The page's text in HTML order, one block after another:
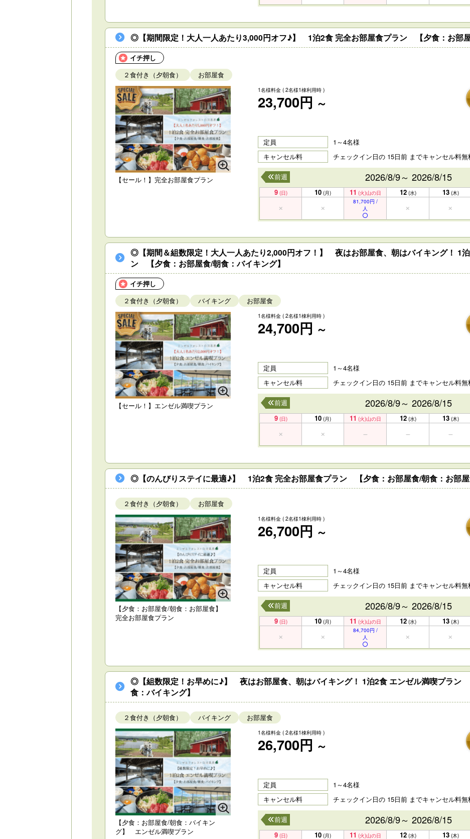
◎【期間限定！大人一人あたり3,000円オフ♪】 1泊2食 完全お部屋食プラン 【夕食：お部屋
イチ押し
２食付き（夕朝食）
お部屋食
【セール！】完全お部屋食プラン
1名様料金 ( 2名様1棟利用時 )
23,700円 ～
定員
1～4名様
キャンセル料
チェックイン日の 15日前 までキャンセル料無
2026/8/9～ 2026/8/15
前週
9 (日) 10 (月) 11 (火)山の日 12 (水) 13 (木)
81,700円 /
人
◎【期間＆組数限定！大人一人あたり2,000円オフ！】 夜はお部屋食、朝はバイキング！ 1
ン 【夕食：お部屋食/朝食：バイキング】
イチ押し
２食付き（夕朝食）
バイキング お部屋食
【セール！】エンゼル満喫プラン
1名様料金 ( 2名様1棟利用時 )
24,700円 ～
定員
1～4名様
キャンセル料
チェックイン日の 15日前 までキャンセル料無
2026/8/9～ 2026/8/15
前週
9 (日) 10 (月) 11 (火)山の日 12 (水) 13 (木)
◎【のんびりステイに最適♪】 1泊2食 完全お部屋食プラン 【夕食：お部屋食/朝食：お部屋
２食付き（夕朝食） お部屋食
【夕食：お部屋食/朝食：お部屋食】
完全お部屋食プラン
1名様料金 ( 2名様1棟利用時 )
26,700円 ～
定員
1～4名様
キャンセル料
チェックイン日の 15日前 までキャンセル料無
2026/8/9～ 2026/8/15
前週
9 (日) 10 (月) 11 (火)山の日 12 (水) 13 (木)
84,700円 /
人
◎【組数限定！お早めに♪】 夜はお部屋食、朝はバイキング！ 1泊2食 エンゼル満喫プラン
食：バイキング】
２食付き（夕朝食） バイキング お部屋食
【夕食：お部屋食/朝食：バイキン
グ】 エンゼル満喫プラン
1名様料金 ( 2名様1棟利用時 )
26,700円 ～
定員
1～4名様
キャンセル料
チェックイン日の 15日前 までキャンセル料無
2026/8/9～ 2026/8/15
前週
9 (日) 10 (月) 11 (火)山の日 12 (水) 13 (木)